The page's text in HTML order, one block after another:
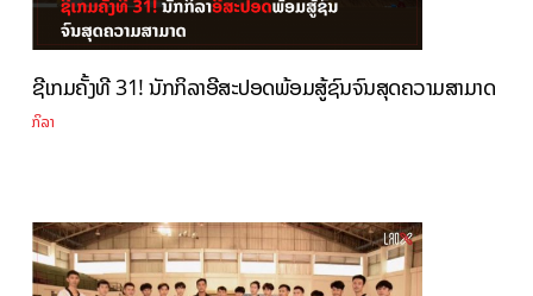
ຊີເກມຄັ້ງທີ 31! ນັກກິລາອີສະປອດພ້ອມສູ້ຊົນຈົນສຸດຄວາມສາມາດ
ກິລາ